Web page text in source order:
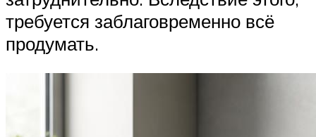
требуется заблаговременно всё
продумать.